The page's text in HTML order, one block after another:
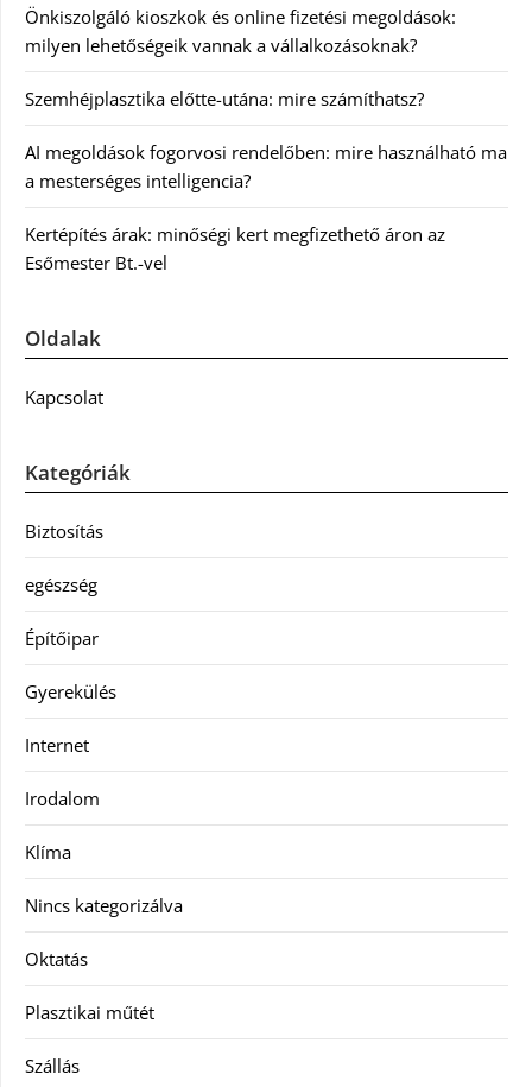
Önkiszolgáló kioszkok és online fizetési megoldások:
milyen lehetőségeik vannak a vállalkozásoknak?
Szemhéjplasztika előtte-utána: mire számíthatsz?
AI megoldások fogorvosi rendelőben: mire használható ma
a mesterséges intelligencia?
Kertépítés árak: minőségi kert megfizethető áron az
Esőmester Bt.-vel
Oldalak
Kapcsolat
Kategóriák
Biztosítás
egészség
Építőipar
Gyerekülés
Internet
Irodalom
Klíma
Nincs kategorizálva
Oktatás
Plasztikai műtét
Szállás